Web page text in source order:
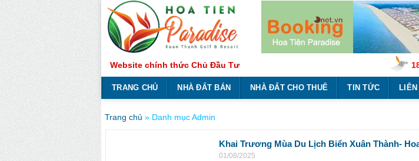
Bỏ
qua
nội
dung
Website chính thức Chủ Đầu Tư
TRANG CHỦ NHÀ ĐẤT BÁN NHÀ ĐẤT CHO THUÊ TIN TỨC
Trang chủ » Danh mục Admin
Khai Trương Mùa Du Lịch Biển Xuân Thành-
01/08/2025